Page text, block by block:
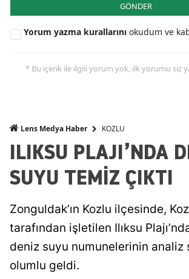
GÖNDER
Yorum yazma kurallarını okudum ve
* Bu içerik ile ilgili yorum yok, ilk yorumu siz
Lens Medya Haber KOZLU
ILIKSU PLAJI’NDA
SUYU TEMİZ ÇIKTI
Zonguldak’ın Kozlu ilçesinde,
tarafından işletilen Ilıksu
deniz suyu numunelerinin analiz
olumlu geldi.